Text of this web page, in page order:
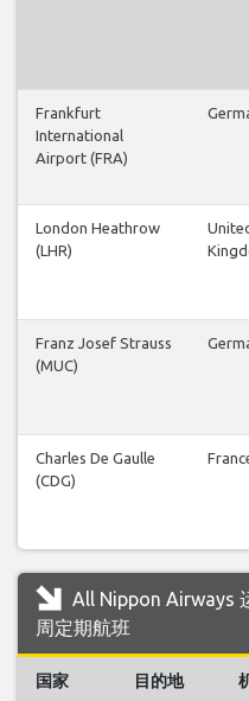
Frankfurt
International
Airport (FRA)
London Heathrow
(LHR)
Franz Josef Strauss
(MUC)
Charles De Gaulle
(CDG)
All Nippon Airways
周定期航班
国家 目的地